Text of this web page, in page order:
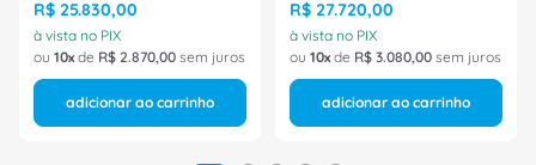
R$ 25.830,00
à vista no PIX
ou 10 de R$ 2.870,00 sem juros
adicionar ao carrinho
R$ 27.720,00
à vista no PIX
ou 10 de R$ 3.080,00 sem juros
adicionar ao carrinho